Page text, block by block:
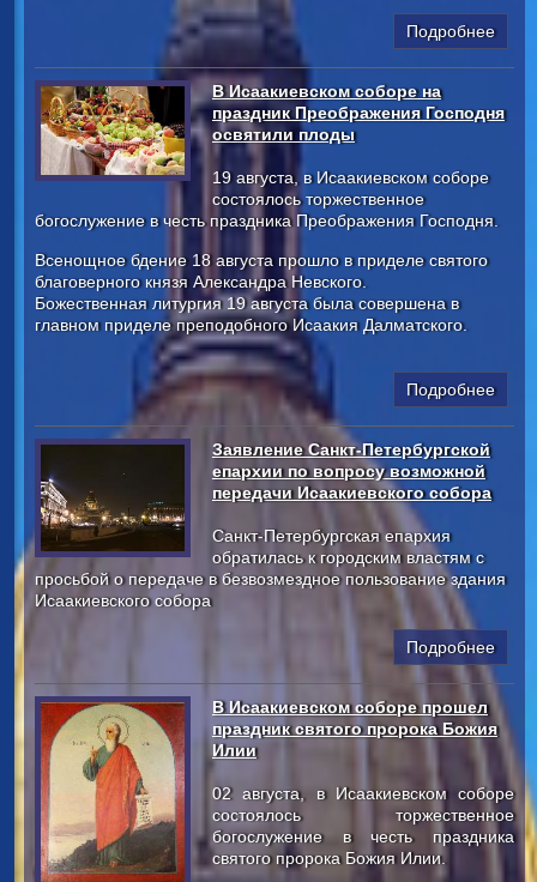
Подробнее
В Исаакиевском соборе на
праздник Преображения Господня
освятили плоды
19 августа, в Исаакиевском соборе
состоялось торжественное
богослужение в честь праздника Преображения Господня.
Всенощное бдение 18 августа прошло в приделе святого
благоверного князя Александра Невского.
Божественная литургия 19 августа была совершена в
главном приделе преподобного Исаакия Далматского.
Подробнее
Заявление Санкт-Петербургской
епархии по вопросу возможной
передачи Исаакиевского собора
Санкт-Петербургская епархия
обратилась к городским властям с
просьбой о передаче в безвозмездное пользование здания
Исаакиевского собора
Подробнее
В Исаакиевском соборе прошел
праздник святого пророка Божия
Илии
02 августа, в Исаакиевском соборе
состоялось торжественное
богослужение в честь праздника
святого пророка Божия Илии.